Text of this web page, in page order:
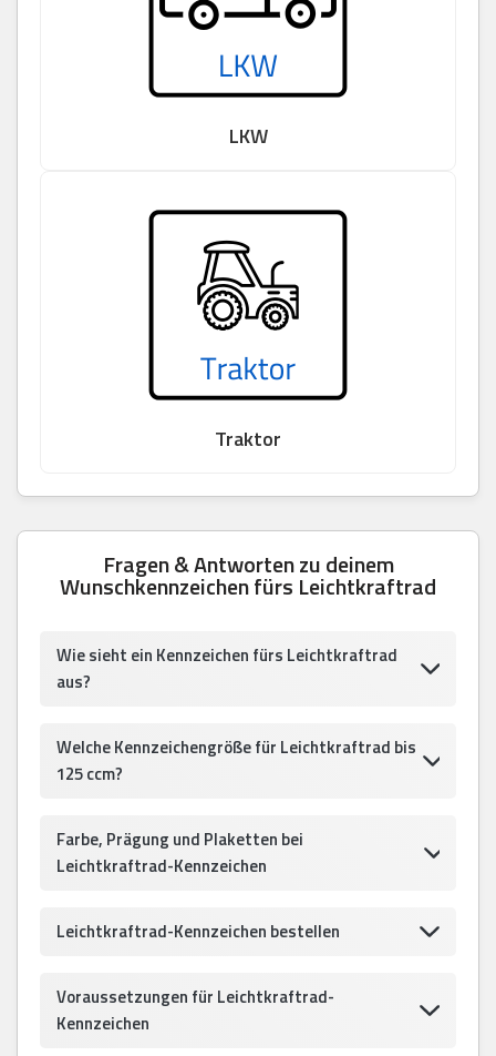
LKW
Traktor
Fragen & Antworten zu deinem
Wunschkennzeichen fürs Leichtkraftrad
Wie sieht ein Kennzeichen fürs Leichtkraftrad
aus?
Welche Kennzeichengröße für Leichtkraftrad bis
125 ccm?
Farbe, Prägung und Plaketten bei
Leichtkraftrad-Kennzeichen
Leichtkraftrad-Kennzeichen bestellen
Voraussetzungen für Leichtkraftrad-
Kennzeichen